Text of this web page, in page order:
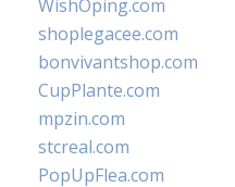
WishOping.com
shoplegacee.com
bonvivantshop.com
CupPlante.com
mpzin.com
stcreal.com
PopUpFlea.com